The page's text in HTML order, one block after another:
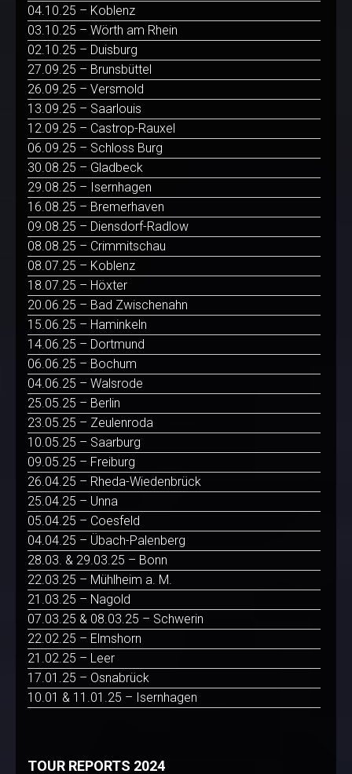
04.10.25 – Koblenz
03.10.25 – Wörth am Rhein
02.10.25 – Duisburg
27.09.25 – Brunsbüttel
26.09.25 – Versmold
13.09.25 – Saarlouis
12.09.25 – Castrop-Rauxel
06.09.25 – Schloss Burg
30.08.25 – Gladbeck
29.08.25 – Isernhagen
16.08.25 – Bremerhaven
09.08.25 – Diensdorf-Radlow
08.08.25 – Crimmitschau
08.07.25 – Koblenz
18.07.25 – Höxter
20.06.25 – Bad Zwischenahn
15.06.25 – Haminkeln
14.06.25 – Dortmund
06.06.25 – Bochum
04.06.25 – Walsrode
25.05.25 – Berlin
23.05.25 – Zeulenroda
10.05.25 – Saarburg
09.05.25 – Freiburg
26.04.25 – Rheda-Wiedenbrück
25.04.25 – Unna
05.04.25 – Coesfeld
04.04.25 – Übach-Palenberg
28.03. & 29.03.25 – Bonn
22.03.25 – Mühlheim a. M.
21.03.25 – Nagold
07.03.25 & 08.03.25 – Schwerin
22.02.25 – Elmshorn
21.02.25 – Leer
17.01.25 – Osnabrück
10.01 & 11.01.25 – Isernhagen
TOUR REPORTS 2024